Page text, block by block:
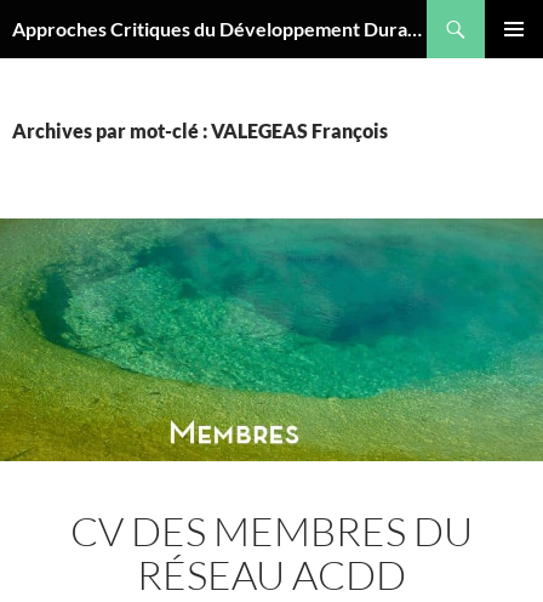
au
Approches Critiques du Développement Durable
Archives par mot-clé : VALEGEAS François
CV DES MEMBRES DU
RÉSEAU ACDD